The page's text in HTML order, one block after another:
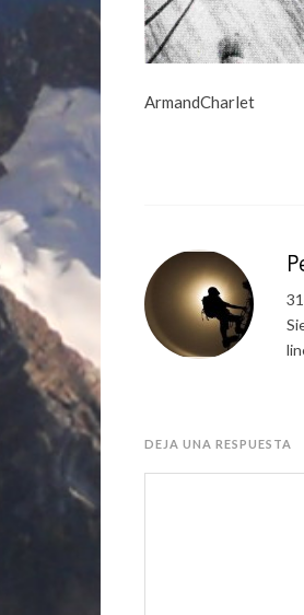
ArmandCharlet
DEJA UNA RESPUESTA